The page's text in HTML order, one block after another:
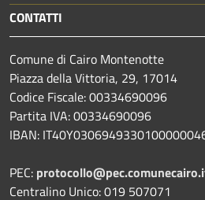
CONTATTI
Comune di Cairo Montenotte
Piazza della Vittoria, 29, 17014
Codice Fiscale: 00334690096
Partita IVA: 00334690096
IBAN:
PEC:
Centralino Unico: 019 507071